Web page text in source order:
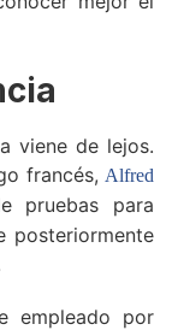
viene de lejos.
francés, Alfred
pruebas para
posteriormente
empleado por